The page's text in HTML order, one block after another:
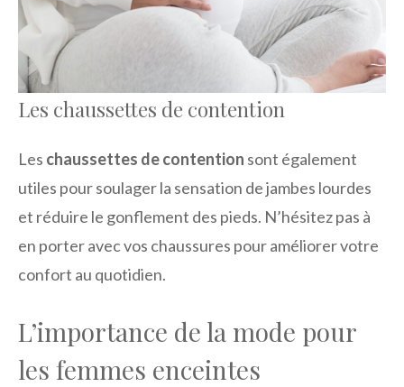
Les chaussettes de contention
Les chaussettes de contention sont également
utiles pour soulager la sensation de jambes lourdes
et réduire le gonflement des pieds. N’hésitez pas à
en porter avec vos chaussures pour améliorer votre
confort au quotidien.
L’importance de la mode pour
les femmes enceintes